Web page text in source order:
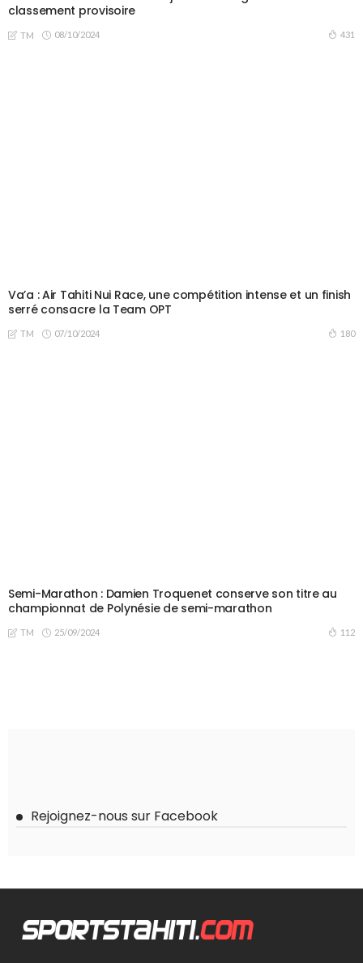
classement provisoire
TM 08/10/2024 431
Va’a : Air Tahiti Nui Race, une compétition intense et un finish
serré consacre la Team OPT
TM 07/10/2024 180
Semi-Marathon : Damien Troquenet conserve son titre au
championnat de Polynésie de semi-marathon
TM 25/09/2024 112
Rejoignez-nous sur Facebook